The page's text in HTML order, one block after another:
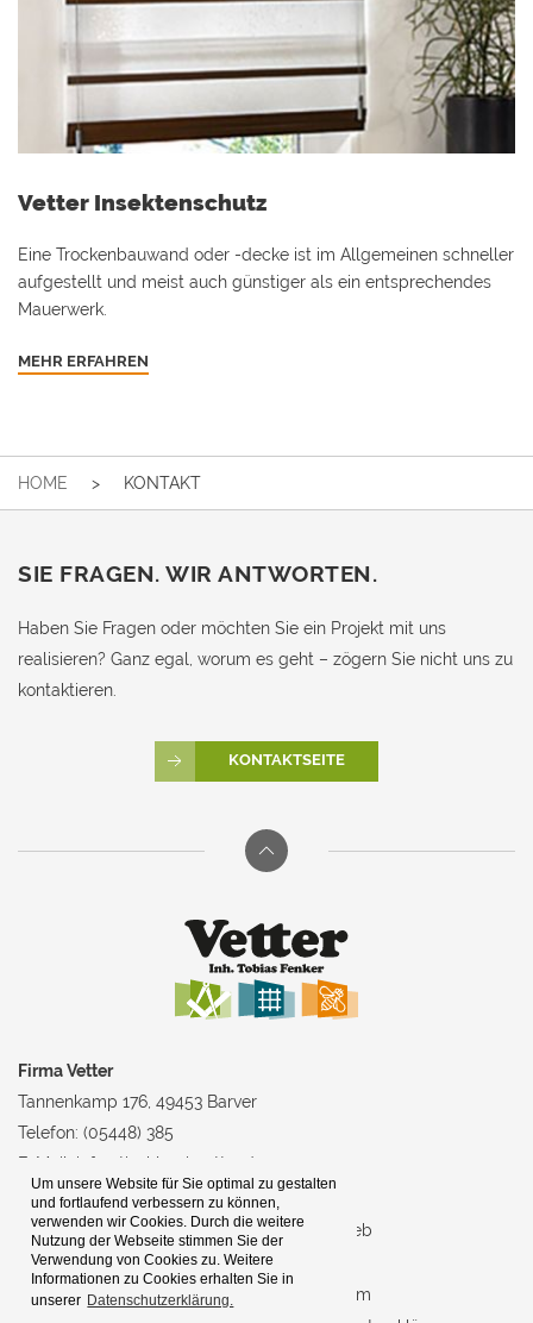
Um unsere Website für Sie optimal zu gestalten
und fortlaufend verbessern zu können,
verwenden wir Cookies. Durch die weitere
Nutzung der Webseite stimmen Sie der
Verwendung von Cookies zu. Weitere
Informationen zu Cookies erhalten Sie in
unserer Datenschutzerklärung.
Vetter Insektenschutz
Eine Trockenbauwand oder -decke ist im Allgemeinen schneller
aufgestellt und meist auch günstiger als ein entsprechendes
Mauerwerk.
MEHR ERFAHREN
HOME KONTAKT
SIE FRAGEN. WIR ANTWORTEN.
Haben Sie Fragen oder möchten Sie ein Projekt mit uns
realisieren? Ganz egal, worum es geht – zögern Sie nicht uns zu
kontaktieren.
KONTAKTSEITE
Firma Vetter
Tannenkamp 176, 49453 Barver
Telefon: (05448) 385
E-Mail: info@tischlerei-vetter.de
Home
Tischlerei
Trockenbau
Der Betrieb
Impressum